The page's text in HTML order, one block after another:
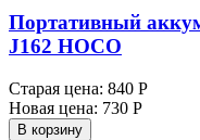
Портативный
J162 HOCO
Старая цена: 840 Р
Новая цена: 730 Р
В корзину